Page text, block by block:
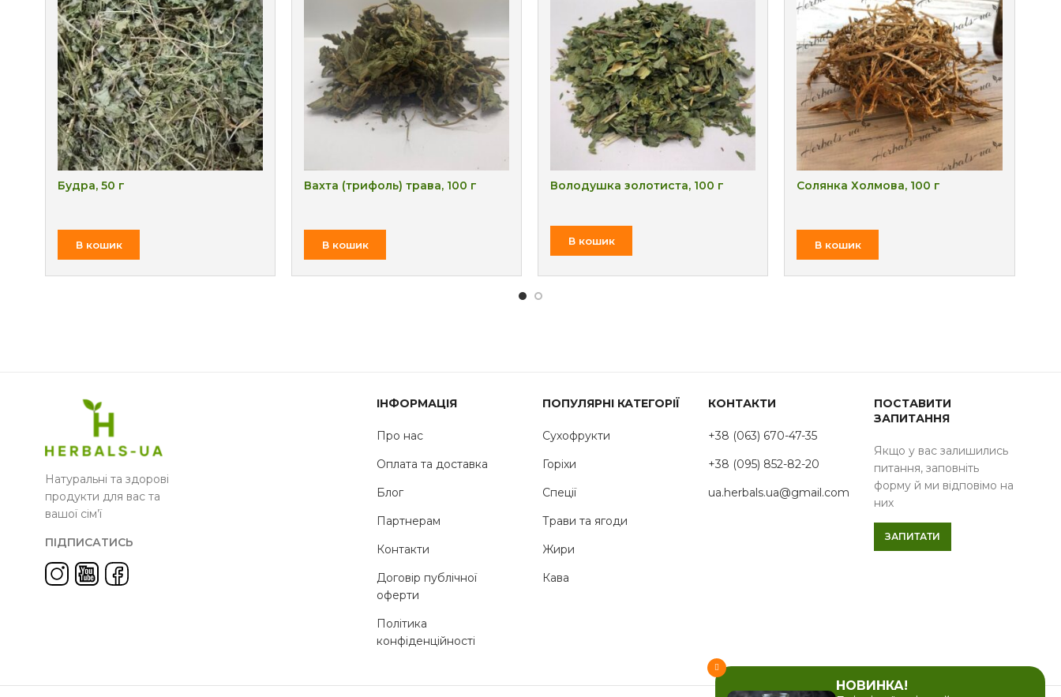
Будра, 50 г
₴
В кошик
Вахта (трифоль) трава, 100 г
₴
В кошик
Володушка золотиста, 100 г
₴
В кошик
Солянка Холмова, 100 г
₴
В кошик
Натуральні та здорові
продукти для вас та
вашої сім’ї
ПІДПИСАТИСЬ
ІНФОРМАЦІЯ
Про нас
Оплата та доставка
Блог
Партнерам
Контакти
Договір публічної
оферти
Політика
конфіденційності
ПОПУЛЯРНІ КАТЕГОРІЇ
Сухофрукти
Горіхи
Спеції
Трави та ягоди
Жири
Кава
КОНТАКТИ
+38 (063) 670-47-35
+38 (095) 852-82-20
ua.herbals.ua@gmail.com
ПОСТАВИТИ
ЗАПИТАННЯ
Якщо у вас залишились
питання, заповніть
форму й ми відповімо на
них
ЗАПИТАТИ
НОВИНКА!